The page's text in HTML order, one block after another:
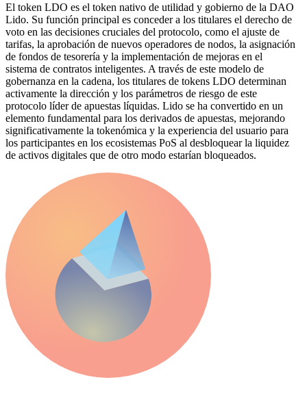
El token LDO es el token nativo de utilidad y gobierno de la DAO
Lido. Su función principal es conceder a los titulares el derecho de
voto en las decisiones cruciales del protocolo, como el ajuste de
tarifas, la aprobación de nuevos operadores de nodos, la asignación
de fondos de tesorería y la implementación de mejoras en el
sistema de contratos inteligentes. A través de este modelo de
gobernanza en la cadena, los titulares de tokens LDO determinan
activamente la dirección y los parámetros de riesgo de este
protocolo líder de apuestas líquidas. Lido se ha convertido en un
elemento fundamental para los derivados de apuestas, mejorando
significativamente la tokenómica y la experiencia del usuario para
los participantes en los ecosistemas PoS al desbloquear la liquidez
de activos digitales que de otro modo estarían bloqueados.